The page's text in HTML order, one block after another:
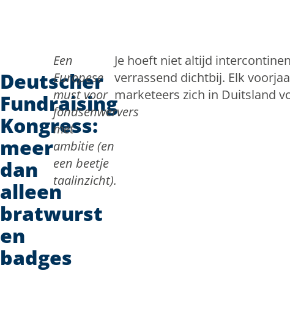
Deutscher
Fundraising
Kongress:
meer
dan
alleen
bratwurst
en
badges
Een
Europese
must voor
fondsenwervers
met
ambitie (en
een beetje
taalinzicht).
Je hoeft niet altijd
verrassend dichtbij. Elk
marketeers zich in Duitsland